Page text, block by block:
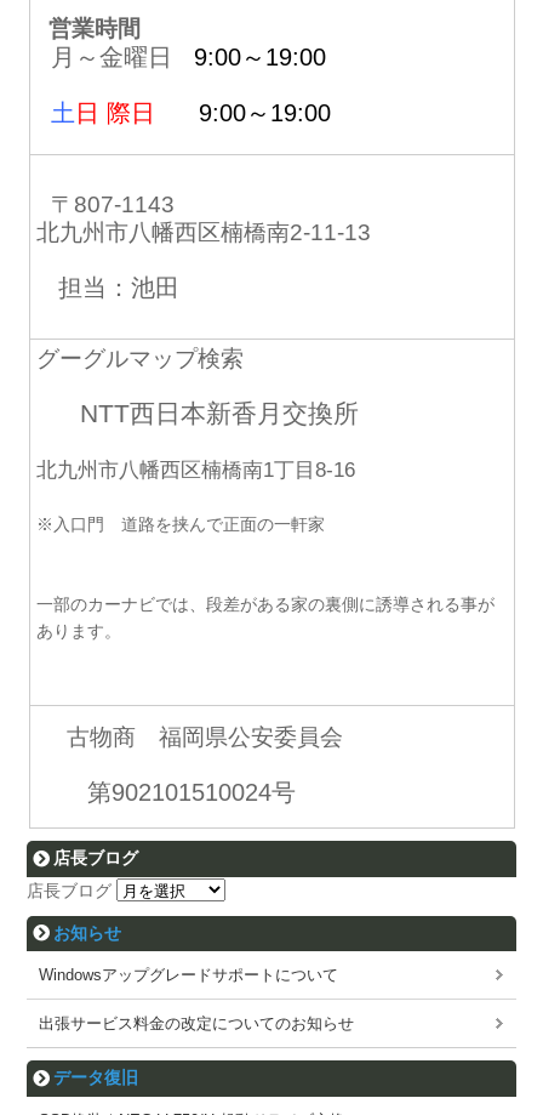
営業時間
月～金曜日 9:00～19:00
土 日 際日 9:00～19:00
〒807-1143
北九州市八幡西区楠橋南2-11-13
担当：池田
グーグルマップ検索
NTT西日本新香月交換所
北九州市八幡西区楠橋南1丁目8-16
※入口門 道路を挟んで正面の一軒家
一部のカーナビでは、段差がある家の裏側に誘導される事が
あります。
古物商 福岡県公安委員会
第902101510024号
店長ブログ
店長ブログ
お知らせ
Windowsアップグレードサポートについて
出張サービス料金の改定についてのお知らせ
データ復旧